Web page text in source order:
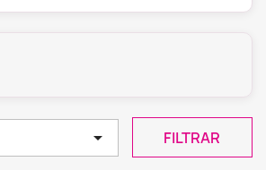
 FILTRAR